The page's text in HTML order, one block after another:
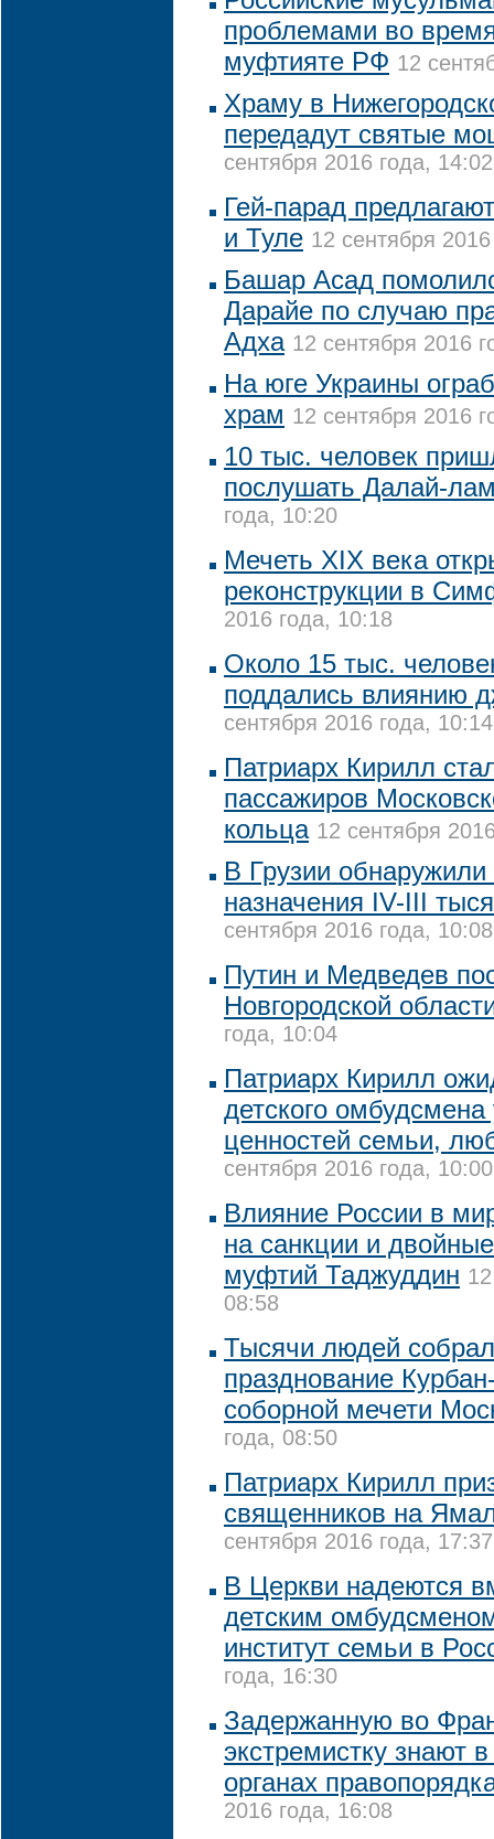
проблемами во
муфтияте РФ 12
Храму в
передадут святые
сентября 2016 года, 14:02
Гей-парад
и Туле 12 сентября
Башар Асад
Дарайе по случаю
Адха 12 сентября 2016
На юге Украины
храм 12 сентября 2016
10 тыс. человек
послушать Далай-
года, 10:20
Мечеть XIX века
реконструкции в
2016 года, 10:18
Около 15 тыс.
поддались влиянию
сентября 2016 года, 10:14
Патриарх Кирилл
пассажиров
кольца 12 сентября
В Грузии обнаружили
назначения IV-III
сентября 2016 года, 10:08
Путин и Медведев
Новгородской
года, 10:04
Патриарх Кирилл
детского
ценностей семьи,
сентября 2016 года, 10:00
Влияние России в
на санкции и
муфтий Таджуддин
08:58
Тысячи людей
празднование
соборной мечети
года, 08:50
Патриарх Кирилл
священников на
сентября 2016 года, 17:37
В Церкви надеются
детским
институт семьи в
года, 16:30
Задержанную во
экстремистку знают
органах
2016 года, 16:08